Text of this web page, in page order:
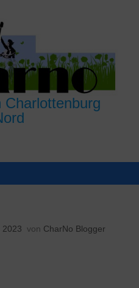
Charlottenburg
2023 von CharNo Blogger